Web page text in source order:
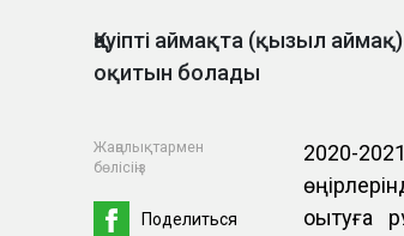
Қауіпті аймақта (қызыл
оқитын болады
Жаңалықтармен
бөлісіңіз
Поделиться
2020-
оқытуға